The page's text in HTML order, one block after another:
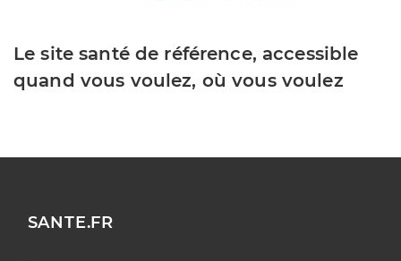
Le site santé de référence, accessible
quand vous voulez, où vous voulez
SANTE.FR